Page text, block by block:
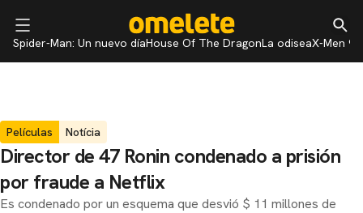
Spider-Man: Un nuevo díaHouse Of The DragonLa odiseaX-Men 97
Películas Notícia
Director de 47 Ronin condenado a prisión
por fraude a Netflix
Es condenado por un esquema que desvió $ 11 millones de